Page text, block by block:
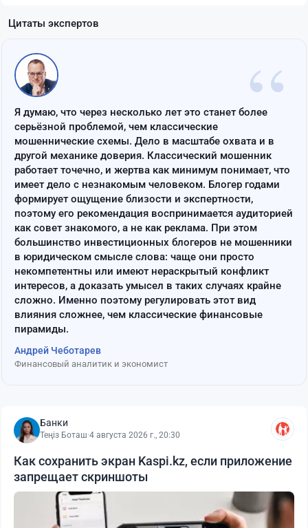
Цитаты экспертов
“
Я думаю, что через несколько лет это станет более
серьёзной проблемой, чем классические
мошеннические схемы. Дело в масштабе охвата и в
другой механике доверия. Классический мошенник
работает точечно, и жертва как минимум понимает, что
имеет дело с незнакомым человеком. Блогер годами
формирует ощущение близости и экспертности,
поэтому его рекомендация воспринимается аудиторией
как совет знакомого, а не как реклама. При этом
большинство инвестиционных блогеров не мошенники
в юридическом смысле слова: чаще они просто
некомпетентны или имеют нераскрытый конфликт
интересов, а доказать умысел в таких случаях крайне
сложно. Именно поэтому регулировать этот вид
влияния сложнее, чем классические финансовые
пирамиды.
Андрей Чеботарев
Финансовый аналитик и экономист
Банки
Теңіз Боташ·4 августа 2026 г., 20:30
Как сохранить экран Kaspi.kz, если приложение
запрещает скриншоты